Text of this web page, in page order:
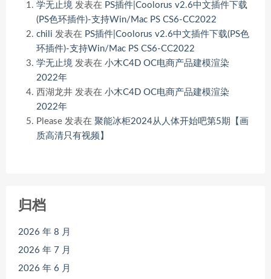
学无止境 发表在 PS插件|Coolorus v2.6中文插件下载
(PS色环插件)-支持Win/Mac PS CS6-CC2022
chili 发表在 PS插件|Coolorus v2.6中文插件下载(PS色
环插件)-支持Win/Mac PS CS6-CC2022
学无止境 发表在 小木C4D OC电商产品建模渲染
2022年
西湖龙井 发表在 小木C4D OC电商产品建模渲染
2022年
Please 发表在 聚能冰柜2024从人体开始吧第5期【画
质高清只有视频】
归档
2026 年 8 月
2026 年 7 月
2026 年 6 月